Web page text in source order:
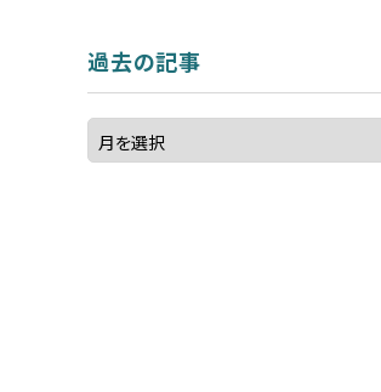
過去の記事